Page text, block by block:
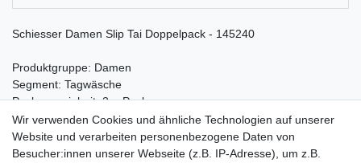
Schiesser Damen Slip Tai Doppelpack - 145240
Produktgruppe: Damen
Segment: Tagwäsche
Packungseinheit: 2er Pack
Material:
100% Baumwolle
Wir verwenden Cookies und ähnliche Technologien auf unserer
Website und verarbeiten personenbezogene Daten von
Besucher:innen unserer Webseite (z.B. IP-Adresse), um z.B.